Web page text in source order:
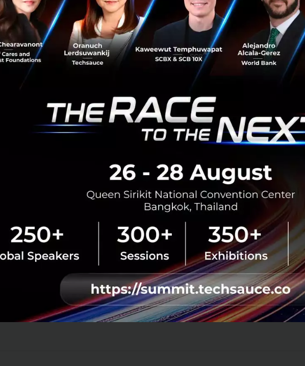
5 เหตุผลที่ทำให้ Zoom กลายเป็นสุดยอด app แห่ง
โลกธุรกิจชั่วข้ามคืน
เรียนรู้ 5 สิ่งที่ Zoom ทำได้ดีจนขึ้นแท่นเป็น app สำคัญแห่งโลก
มีนาคม 30, 2020 | ByTechsauce Team
77
Zoom
CEO Zoom ผู้พาบริษัทออก IPO ในระยะเพียง 8 ปี
ชายชาวจีนผู้ถูกปฏิเสธ VISA ถึง 8 ครั้ง
Zoom แอปพลิเคชั่นที่หลายองค์กรใช้สำหรับ Video
Conference Call เป็นบริษัท Unicorn ตัวล่าสุดที่พึ่งออก IPO
ที่ Nasdaq ด้วยตัวเลขการระดมทุน 751 ล้านเหรียญสหรัฐฯ
mimee
Tech & Biz IPO Zoom Unicorn Eric Yuan